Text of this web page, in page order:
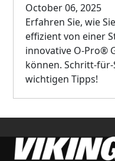
October 06, 2025
Erfahren Sie, wie
effizient von einer
innovative O-Pro®
können. Schritt-
wichtigen Tipps!